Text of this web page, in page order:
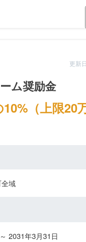
更新
ム奨励金
（上限20
域
2031年3月31日